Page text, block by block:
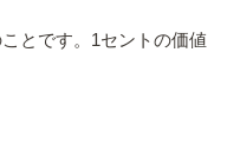
とです。1セントの価値